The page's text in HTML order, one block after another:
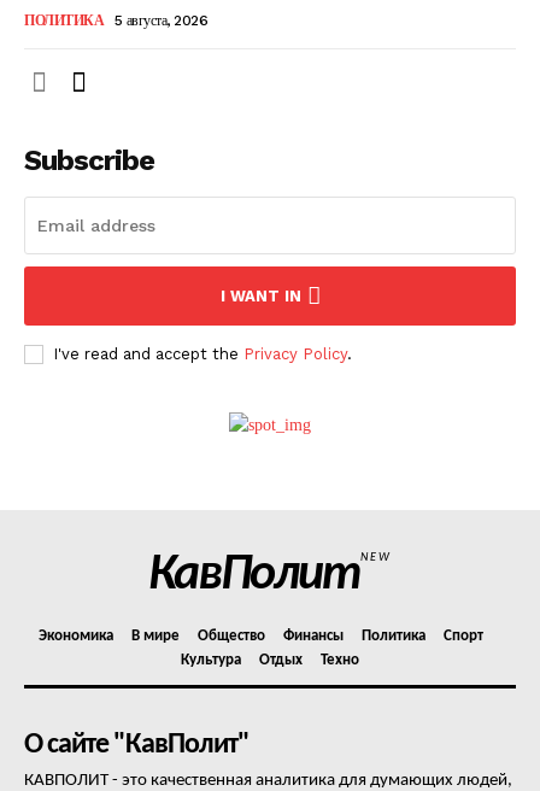
О нас
Политика конфиденциальности
Подписка
Мой аккаунт
Контакты
ПОЛИТИКА 5 августа, 2026
Subscribe
I WANT IN
I've read and accept the Privacy Policy.
КавПолитNEW
Экономика В мире Общество Финансы Политика
Спорт
Культура
Отдых Техно
О сайте "КавПолит"
КАВПОЛИТ - это качественная аналитика для думающих людей,